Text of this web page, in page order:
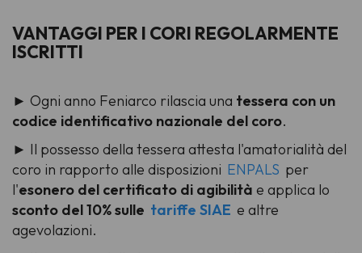
VANTAGGI PER I CORI REGOLARMENTE
ISCRITTI
► Ogni anno Feniarco rilascia una tessera con un
codice identificativo nazionale del coro.
► Il possesso della tessera attesta l'amatorialità del
coro in rapporto alle disposizioni ENPALS per
l'esonero del certificato di agibilità e applica lo
sconto del 10% sulle tariffe SIAE e altre
agevolazioni.